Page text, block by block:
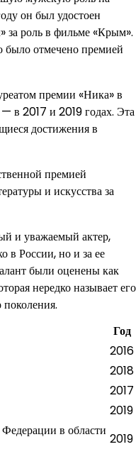
он был удостоен
за роль в фильме «Крым».
было отмечено премией
премии «Ника» в
в 2017 и 2019 годах. Эта
достижения в
премией
и искусства за
и уважаемый актер,
в России, но и за ее
были оценены как
нередко называет его
Год
2016
2018
2017
2019
в области
2019